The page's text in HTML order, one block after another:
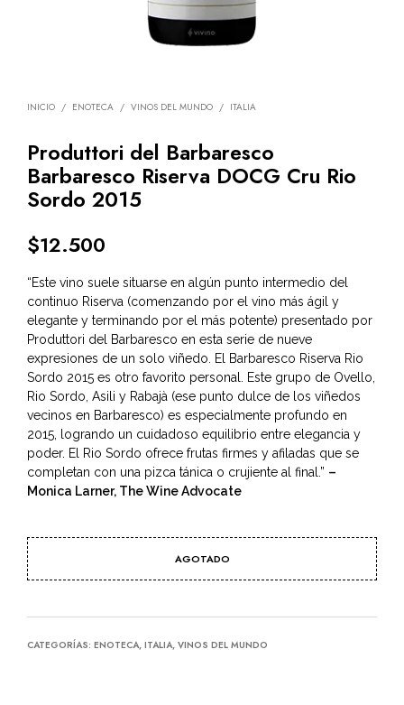
INICIO / ENOTECA / VINOS DEL MUNDO / ITALIA
Produttori del Barbaresco
Barbaresco Riserva DOCG Cru Rio
Sordo 2015
$12.500
“Este vino suele situarse en algún punto intermedio del
continuo Riserva (comenzando por el vino más ágil y
elegante y terminando por el más potente) presentado por
Produttori del Barbaresco en esta serie de nueve
expresiones de un solo viñedo. El Barbaresco Riserva Rio
Sordo 2015 es otro favorito personal. Este grupo de Ovello,
Rio Sordo, Asili y Rabajà (ese punto dulce de los viñedos
vecinos en Barbaresco) es especialmente profundo en
2015, logrando un cuidadoso equilibrio entre elegancia y
poder. El Rio Sordo ofrece frutas firmes y afiladas que se
completan con una pizca tánica o crujiente al final.” –
Monica Larner, The Wine Advocate
AGOTADO
CATEGORÍAS: ENOTECA, ITALIA, VINOS DEL MUNDO